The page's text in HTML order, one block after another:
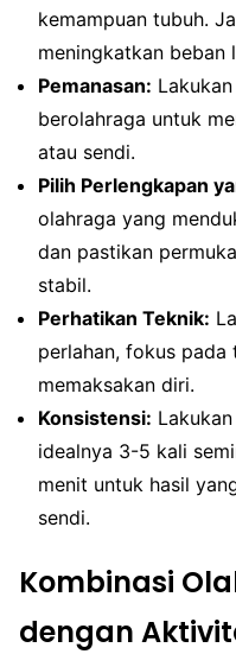
kemampuan tubuh.
meningkatkan beban
Pemanasan:
berolahraga untuk
atau sendi.
Pilih Perlengkapan
olahraga yang
dan pastikan
stabil.
Perhatikan Teknik:
perlahan, fokus pada
memaksakan diri.
Konsistensi:
idealnya 3-5 kali
menit untuk hasil
sendi.
Kombinasi
dengan